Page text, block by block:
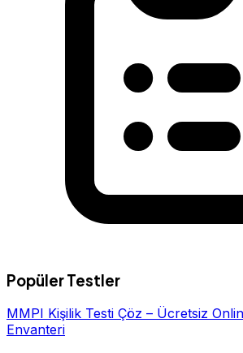
Popüler Testler
MMPI Kişilik Testi Çöz – Ücretsiz
Envanteri